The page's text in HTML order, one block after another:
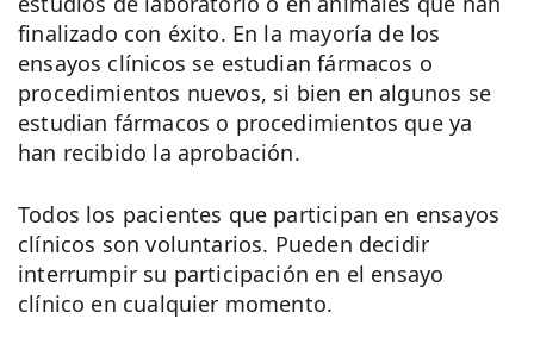
finalizado con éxito. En la mayoría de los
ensayos clínicos se estudian fármacos o
procedimientos nuevos, si bien en algunos se
estudian fármacos o procedimientos que ya
han recibido la aprobación.
Todos los pacientes que participan en ensayos
clínicos son voluntarios. Pueden decidir
interrumpir su participación en el ensayo
clínico en cualquier momento.